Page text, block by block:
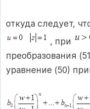
откуда следует,
, при
преобразования
уравнение (50)